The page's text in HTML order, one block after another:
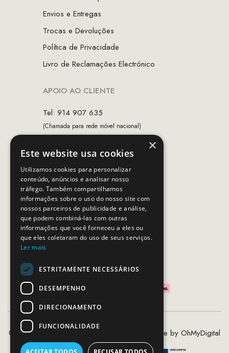
Envios e Entregas
Trocas e Devoluções
Política de Privacidade
Livro de Reclamações Electrónico
APOIO AO CLIENTE
Tel: 914 907 635
(Chamada para rede móvel nacional)
Horário de contacto:
Dias úteis das 10h as 19h
SEGUE-NOS
PAGAMENTOS SEGUROS
©2020 - 2026 MCS - Mob Crew Store | Made by OhMyDigital
×
Este website usa cookies
Utilizamos cookies para personalizar
conteúdo, anúncios e analisar nosso
tráfego. Também compartilhamos
informações sobre o uso do nosso site com
nossos parceiros de publicidade e análise,
que podem combiná-las com outras
informações que você forneceu a eles ou
que eles coletaram do uso de seus serviços.
Ler mais
ESTRITAMENTE NECESSÁRIOS
DESEMPENHO
DIRECIONAMENTO
FUNCIONALIDADE